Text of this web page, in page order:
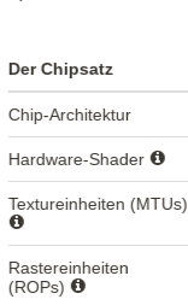
Der Chipsatz
Chip-Architektur
Hardware-Shader
Textureinheiten (MTUs)
Rastereinheiten
(ROPs)